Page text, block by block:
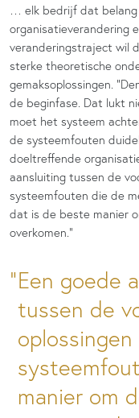
… elk bedrijf dat belang
organisatieverandering
veranderingstraject wil
sterke theoretische
gemaksoplossingen.
de beginfase. Dat lukt
moet het systeem
de systeemfouten
doeltreffende
aansluiting tussen de
systeemfouten die de
dat is de beste manier
overkomen.”
Een goede
tussen de
manier om